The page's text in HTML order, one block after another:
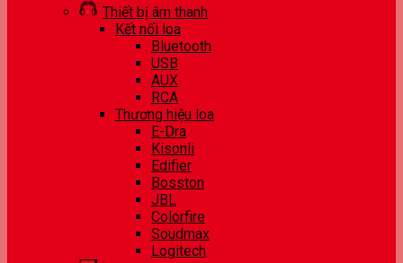
Thiết bị âm thanh
Kết nối loa
Bluetooth
USB
AUX
RCA
Thương hiệu loa
E-Dra
Kisonli
Edifier
Bosston
JBL
Colorfire
Soudmax
Logitech